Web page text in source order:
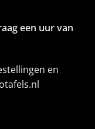
een uur van
en